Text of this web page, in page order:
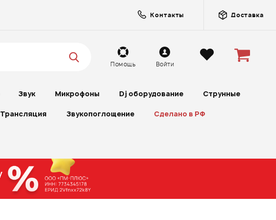
Контакты Доставка
Помощь Войти
Звук Микрофоны Dj оборудование Струнные
Трансляция Звукопоглощение Сделано в РФ